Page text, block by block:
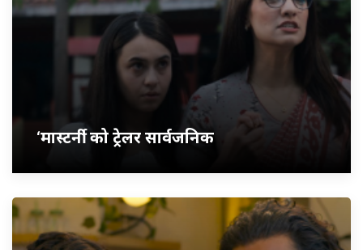
‘मास्टर्नी’ को ट्रेलर सार्वजनिक